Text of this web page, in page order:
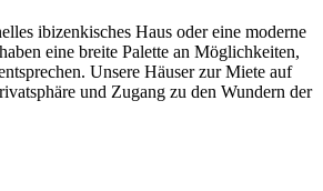
ibizenkisches Haus oder eine moderne
eine breite Palette an Möglichkeiten,
Unsere Häuser zur Miete auf
und Zugang zu den Wundern der